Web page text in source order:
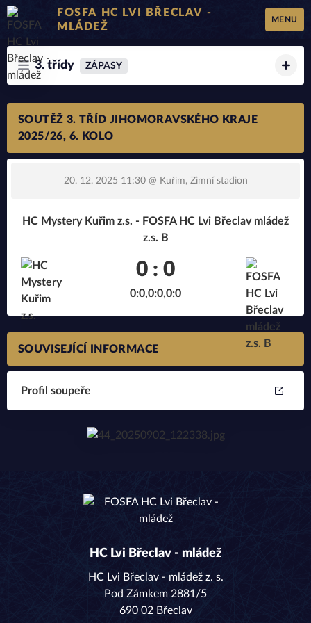
FOSFA HC LVI BŘECLAV -
MLÁDEŽ
MENU
3. třídy ZÁPASY
SOUTĚŽ 3. TŘÍD JIHOMORAVSKÉHO KRAJE
2025/26, 6. KOLO
20. 12. 2025 11:30@ Kuřim, Zimní stadion
HC Mystery Kuřim z.s. - FOSFA HC Lvi Břeclav mládež
z.s. B
0 : 0
0:0,0:0,0:0
SOUVISEJÍCÍ INFORMACE
Profil soupeře
HC Lvi Břeclav - mládež
HC Lvi Břeclav - mládež z. s.
Pod Zámkem 2881/5
690 02 Břeclav